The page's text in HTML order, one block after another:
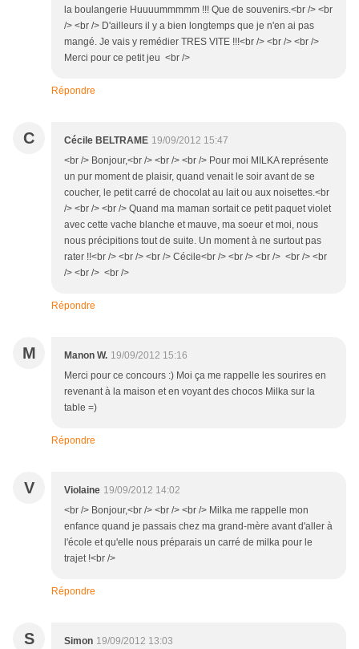
la boulangerie Huuuummmmm !!! Que de souvenirs.<br /> <br
/> <br /> D'ailleurs il y a bien longtemps que je n'en ai pas
mangé. Je vais y remédier TRES VITE !!!<br /> <br /> <br />
Merci pour ce petit jeu <br />
Répondre
C Cécile BELTRAME 19/09/2012 15:47
<br /> Bonjour,<br /> <br /> <br /> Pour moi MILKA représente
un pur moment de plaisir, quand venait le soir avant de se
coucher, le petit carré de chocolat au lait ou aux noisettes.<br
/> <br /> <br /> Quand ma maman sortait ce petit paquet violet
avec cette vache blanche et mauve, ma soeur et moi, nous
nous précipitions tout de suite. Un moment à ne surtout pas
rater !!<br /> <br /> <br /> Cécile<br /> <br /> <br /> <br /> <br
/> <br /> <br />
Répondre
M Manon W. 19/09/2012 15:16
Merci pour ce concours :) Moi ça me rappelle les sourires en
revenant à la maison et en voyant des chocos Milka sur la
table =)
Répondre
V Violaine 19/09/2012 14:02
<br /> Bonjour,<br /> <br /> <br /> Milka me rappelle mon
enfance quand je passais chez ma grand-mère avant d'aller à
l'école et qu'elle nous préparais un carré de milka pour le
trajet !<br />
Répondre
S Simon 19/09/2012 13:03